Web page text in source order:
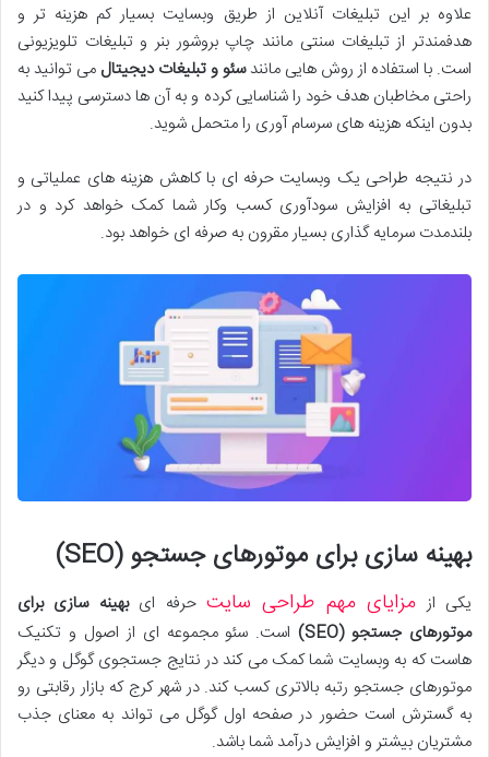
علاوه بر این تبلیغات آنلاین از طریق وبسایت بسیار کم هزینه تر و
هدفمندتر از تبلیغات سنتی مانند چاپ بروشور بنر و تبلیغات تلویزیونی
است. با استفاده از روش هایی مانندسئو و تبلیغات دیجیتال می توانید به
راحتی مخاطبان هدف خود را شناسایی کرده و به آن ها دسترسی پیدا کنید
بدون اینکه هزینه های سرسام آوری را متحمل شوید.
در نتیجه طراحی یک وبسایت حرفه ای با کاهش هزینه های عملیاتی و
تبلیغاتی به افزایش سودآوری کسب وکار شما کمک خواهد کرد و در
بلندمدت سرمایه گذاری بسیار مقرون به صرفه ای خواهد بود.
بهینه سازی برای موتورهای جستجو(SEO)
یکی از مزایای مهم طراحی سایتحرفه ایبهینه سازی برای
موتورهای جستجو (SEO)
است. سئو مجموعه ای از اصول و تکنیک
هاست که به وبسایت شما کمک می کند در نتایج جستجوی گوگل و دیگر
موتورهای جستجو رتبه بالاتری کسب کند. در شهر کرج که بازار رقابتی رو
به گسترش است حضور در صفحه اول گوگل می تواند به معنای جذب
مشتریان بیشتر و افزایش درآمد شما باشد.